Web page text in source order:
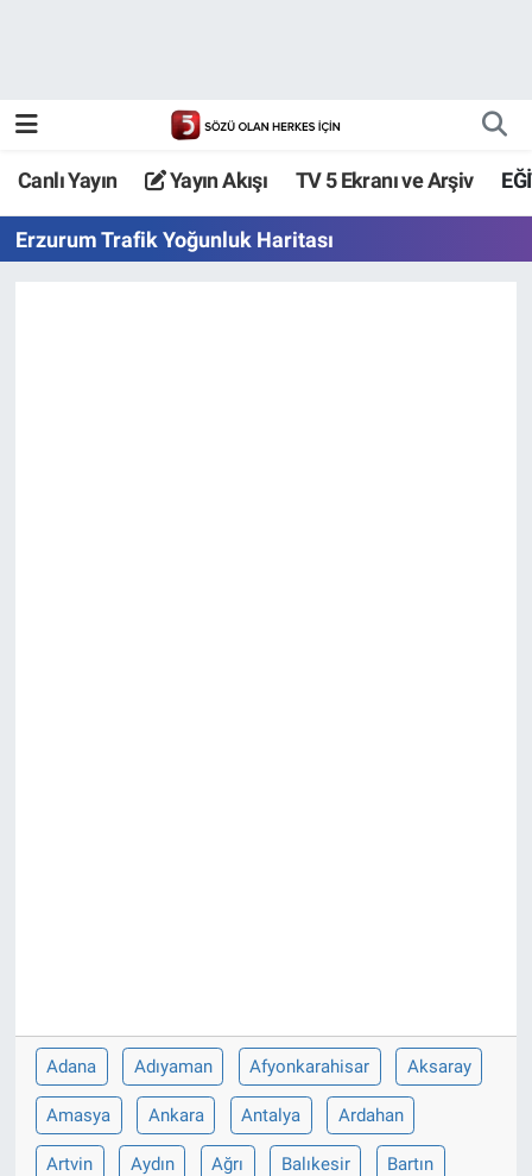
Canlı Yayın Yayın Akışı TV 5 Ekranı ve Arşiv
Erzurum Trafik Yoğunluk Haritası
Adana Adıyaman Afyonkarahisar Aksaray
Amasya Ankara Antalya Ardahan
Artvin Aydın Ağrı Balıkesir Bartın
TV 5 Ekranı ve Arşiv